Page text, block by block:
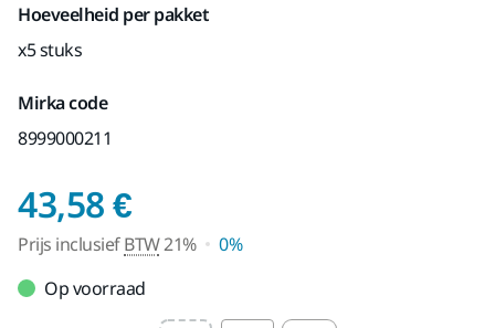
Hoeveelheid per pakket
x5 stuks
Mirka code
8999000211
43,58 €Prijs inclusief BTW
Prijs inclusiefBTW21%
0%
Op voorraad